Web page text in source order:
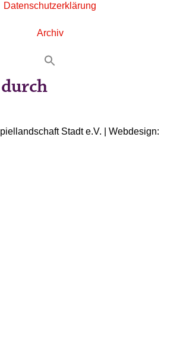
Datenschutzerklärung
Archiv
Stadt e.V. | Webdesign: